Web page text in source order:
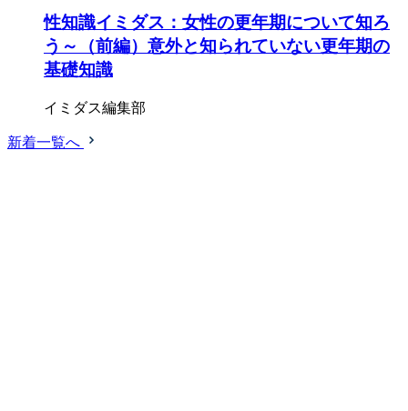
性知識イミダス：女性の更年期について知ろ
う～（前編）意外と知られていない更年期の
基礎知識
イミダス編集部
新着一覧へ